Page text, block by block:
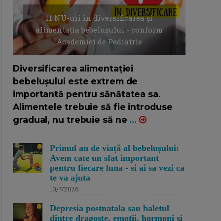
11 NU-uri in diversificarea și
alimentația bebelușului - conform
Academiei de Pediatrie
Diversificarea alimentației
bebelușului este extrem de
importantă pentru sănătatea sa.
Alimentele trebuie să fie introduse
gradual, nu trebuie să ne ...
Primul an de viață al bebelușului:
Avem cate un sfat important
pentru fiecare luna - si ai sa vezi ca
te va ajuta
10/7/2026
Depresia postnatala sau baletul
dintre dragoste, emotii, hormoni si